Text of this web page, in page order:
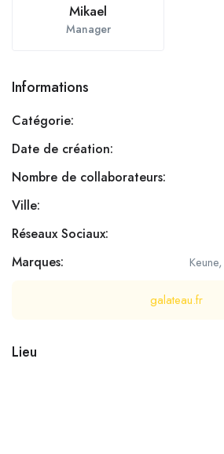
Mikael
Manager
Informations
Catégorie:
Date de création:
Nombre de collaborateurs:
Ville:
Réseaux Sociaux:
Marques:
galateau.fr
Lieu